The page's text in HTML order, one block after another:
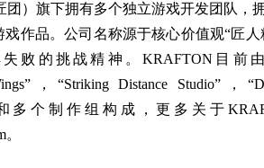
团）旗下拥有多个独立游戏开发团队，
作品。公司名称源于核心价值观“匠
败的挑战精神。KRAFTON目前由
，“Striking Distance Studio”，
和多个制作组构成，更多关于